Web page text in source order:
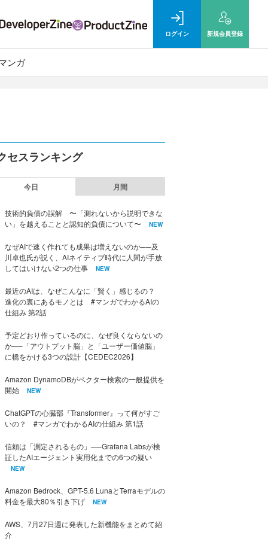
ログイン 新規会員登録
ンガ
セスランキング
今日 月間
技術的負債の誤解 〜「測れないから説明できな
い」を越えることと認知的負債について〜
NEW
なぜAIで速く作れても成果は増えないのか──及
川卓也氏が説く、AIネイティブ時代に人間が手放
してはいけない2つの仕事
NEW
最近のAIは、なぜこんなに「賢く」感じるの？
進化の裏にあるモノとは #マンガでわかるAIの
仕組み 第2話
予定どおり作っているのに、なぜ良くならないの
か──「アウトプット脳」と「ユーザー価値脳」
に橋をかける3つの設計【CEDEC2026】
Amazon DynamoDBがベクター検索の一般提供を
開始
NEW
ChatGPTの心臓部『Transformer』って何がすご
いの？ #マンガでわかるAIの仕組み 第1話
信頼は「測定されるもの」──Grafana Labsが検
証したAIエージェント実用化までの6つの疑い
NEW
Amazon Bedrock、GPT-5.6 LunaとTerraモデルの
料金を最大80％引き下げ
NEW
AWS、7月27日週に発表した新機能をまとめて紹
介